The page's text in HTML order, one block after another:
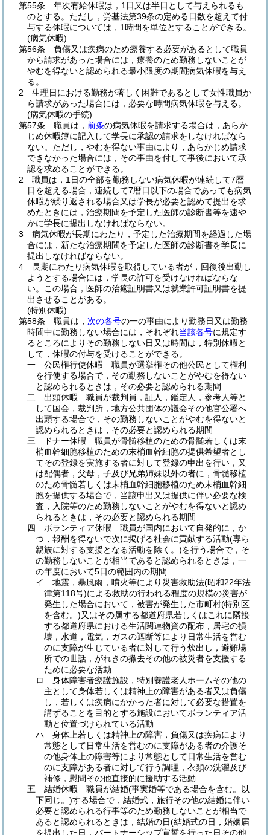
第55条
年次有給休暇は，1日又は半日として与えられるも
のとする。 ただし，労基法第39条の定める日数を超えて付
与する休暇については，1時間を単位とすることができる。
(病気休暇)
第56条
負傷又は疾病のため療養する必要があるとして職員
から請求があった場合には，療養のため勤務しないことが
やむを得ないと認められる最小限度の期間病気休暇を与え
る。
2
生理日における勤務が著しく困難であるとして女性職員か
ら請求があった場合には，必要な時間病気休暇を与える。
(病気休暇の手続)
第57条
職員は， 前条の病気休暇を請求する場合は，あらか
じめ休暇簿に記入して学長に承認の請求をしなければなら
ない。 ただし，やむを得ない事由により，あらかじめ請求
できなかった場合には，その事由を付して事後において承
認を求めることができる。
2
職員は，1日の全部を勤務しない病気休暇が連続して7暦
日を超える場合，連続して7暦日以下の場合であっても病気
休暇が繰り返される場合又は学長が必要と認めて提出を求
めたときには，治療期間を予定した医師の診断書等を速や
かに学長に提出しなければならない。
3
病気休暇が長期にわたり，予定した治療期間を経過した場
合には，新たな治療期間を予定した医師の診断書を学長に
提出しなければならない。
4
長期にわたり病気休暇を取得している者が，回復後出勤し
ようとする場合には，学長の許可を受けなければならな
い。
この場合，医師の治癒証明書又は就業許可証明書を提
出させることがある。
(特別休暇)
第58条
職員は， 次の各号の一の事由により勤務日又は勤務
時間中に勤務しない場合には，それぞれ当該各号に規定す
るところによりその勤務しない日又は時間は，特別休暇と
して，休暇の付与を受けることができる。
一
公民権行使休暇 職員が選挙権その他公民として権利
を行使する場合で，その勤務しないことがやむを得ない
と認められるときは，その必要と認められる期間
二
出頭休暇 職員が裁判員，証人，鑑定人，参考人等と
して国会，裁判所，地方公共団体の議会その他官公署へ
出頭する場合で，その勤務しないことがやむを得ないと
認められるときは，その必要と認められる期間
三
ドナー休暇 職員が骨髄移植のための骨髄若しくは末
梢血幹細胞移植のための末梢血幹細胞の提供希望者とし
てその登録を実施する者に対して登録の申出を行い，又
は配偶者，父母，子及び兄弟姉妹以外の者に，骨髄移植
のため骨髄若しくは末梢血幹細胞移植のため末梢血幹細
胞を提供する場合で，当該申出又は提供に伴い必要な検
査，入院等のため勤務しないことがやむを得ないと認め
られるときは，その必要と認められる期間
四
ボランティア休暇 職員が国内において自発的に，か
つ，報酬を得ないで次に掲げる社会に貢献する活動(専ら
親族に対する支援となる活動を除く。)を行う場合で，そ
の勤務しないことが相当であると認められるときは，一
の年度において5日の範囲内の期間
イ
地震，暴風雨，噴火等により災害救助法(昭和22年法
律第118号)による救助の行われる程度の規模の災害が
発生した場合において，被害が発生した市町村(特別区
を含む。)又はその属する都道府県若しくはこれに隣接
する都道府県における生活関連物資の配布，居宅の損
壊，水道，電気，ガスの遮断等により日常生活を営む
のに支障が生じている者に対して行う炊出し，避難場
所での世話，がれきの撤去その他の被災者を支援する
ために必要な活動
ロ
身体障害者療護施設，特別養護老人ホームその他の
主として身体若しくは精神上の障害がある者又は負傷
し，若しくは疾病にかかった者に対して必要な措置を
講ずることを目的とする施設においてボランティア活
動と位置づけられている活動
ハ
身体上若しくは精神上の障害，負傷又は疾病により
常態として日常生活を営むのに支障がある者の介護そ
の他身体上の障害等により常態として日常生活を営む
のに支障がある者に対して行う調理，衣類の洗濯及び
補修，慰問その他直接的に援助する活動
五
結婚休暇 職員が結婚(事実婚等である場合を含む。以
下同じ。)する場合で，結婚式，旅行その他の結婚に伴い
必要と認められる行事等のため勤務しないことが相当で
あると認められるときは，結婚の日(結婚式の日，婚姻届
を提出した日，パートナーシップ宣誓を行った日その他